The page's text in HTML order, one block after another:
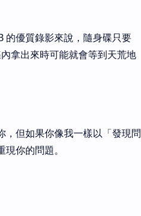
的優質錄影來說，隨身碟只要
拿出來時可能就會等到天荒地
，但如果你像我一樣以「發現問
你的問題。